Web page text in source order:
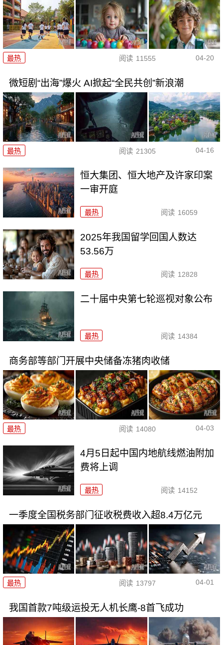
最热 阅读 11555 04-20
微短剧“出海”爆火 AI掀起“全民共创”新浪潮
最热 阅读 21305 04-16
恒大集团、恒大地产及许家印案
一审开庭
最热 阅读 16059
2025年我国留学回国人数达
53.56万
最热 阅读 12828
二十届中央第七轮巡视对象公布
最热 阅读 14384
商务部等部门开展中央储备冻猪肉收储
最热 阅读 14080 04-03
4月5日起中国内地航线燃油附加
费将上调
最热 阅读 14152
一季度全国税务部门征收税费收入超8.4万亿元
最热 阅读 13797 04-01
我国首款7吨级运投无人机长鹰-8首飞成功